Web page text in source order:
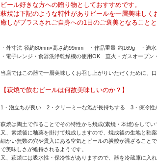
ビール好きな方への贈り物としておすすめです。
萩焼は下記のような特性がありビールを一層美味し
癒しがプラスされご自身への1日のご褒美となることと
・外寸法-径約80mm×高さ約99mm ・作品重量-約169g ・満
・電子レンジ・食器洗浄乾燥機の使用OK 直火・ガスオーブン
当店ではこの器で一層美味しくお召し上がりいただくために、
【萩焼で飲むビールは何故美味しいのか？】
1・泡立ちが良い 2・クリーミーな泡が長持ちする 3・保冷性
萩焼は陶土で作ることでその特性から焼成(素焼・本焼)をして
又、素焼後に釉薬を掛けて焼成しますので、焼成後の生地と釉
細かい無数の穴や貫入にある空気とビールの炭酸が混ざること
で美味しさが維持されるようです。
又、萩焼には吸水性・保冷性がありますので、器を冷蔵庫に入